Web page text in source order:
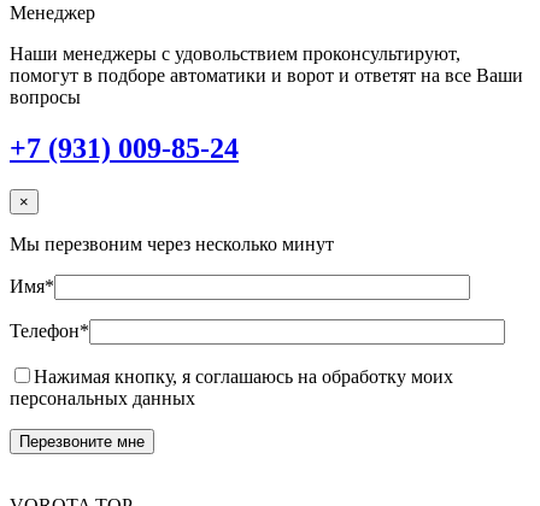
Менеджер
Наши менеджеры с удовольствием проконсультируют,
помогут в подборе автоматики и ворот и ответят на все Ваши
вопросы
+7 (931) 009-85-24
×
Мы перезвоним через несколько минут
Имя*
Телефон*
Нажимая кнопку, я соглашаюсь на обработку моих
персональных данных